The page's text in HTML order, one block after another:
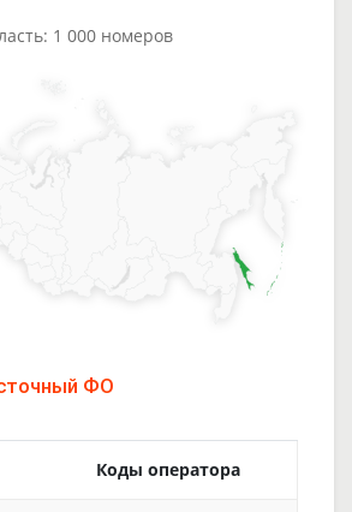
1 000 номеров
ФО
Коды оператора